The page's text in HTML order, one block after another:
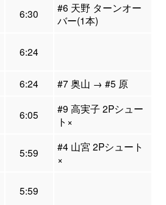
6:30
#6 天野 ターンオー
バー(1本)
6:24
6:24 #7 奥山 → #5 原
6:05
#9 高実子 2Pシュー
ト×
5:59
#4 山宮 2Pシュート
×
5:59